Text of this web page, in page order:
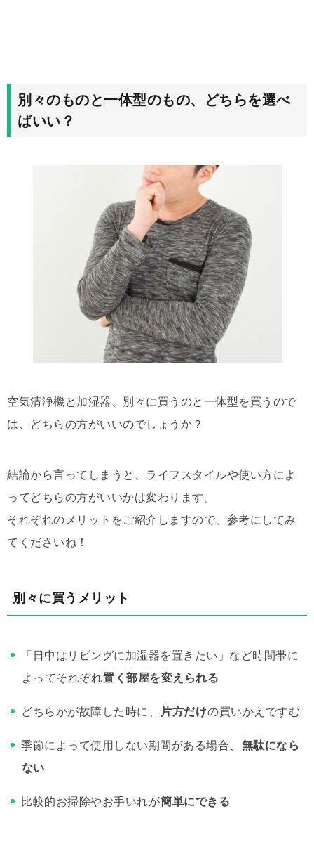
別々のものと一体型のもの、どちらを選べ
ばいい？
空気清浄機と加湿器、別々に買うのと一体型を買うので
は、どちらの方がいいのでしょうか？
結論から言ってしまうと、ライフスタイルや使い方によ
ってどちらの方がいいかは変わります。
それぞれのメリットをご紹介しますので、参考にしてみ
てくださいね！
別々に買うメリット
「日中はリビングに加湿器を置きたい」など時間帯に
よってそれぞれ置く部屋を変えられる
どちらかが故障した時に、 片方だけの買いかえですむ
季節によって使用しない期間がある場合、 無駄になら
ない
比較的お掃除やお手いれが簡単にできる